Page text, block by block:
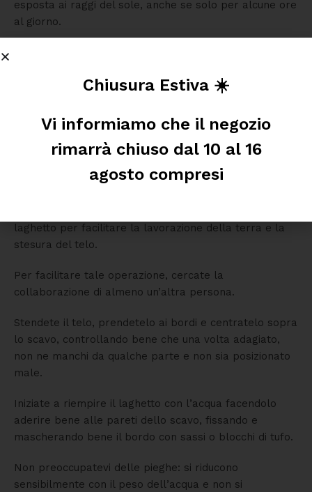
esposta ai raggi del sole, anche se solo per alcune ore
al giorno.
del laghetto e le radici potrebbero essere danneggiate
irrimediabilmente durante lo scavo.
laghetto per facilitare la lavorazione della terra e la
stesura del telo.
Per facilitare tale operazione, cercate la
collaborazione di almeno un’altra persona.
Stendete il telo, prendetelo ai bordi e centratelo sopra
lo scavo, controllando bene che una volta adagiato,
non ne manchi da qualche parte e non sia posizionato
male.
Iniziate a riempire il laghetto con l’acqua facendolo
aderire bene alle pareti dello scavo, fissando e
mascherando bene il bordo con sassi o blocchi di tufo.
Non preoccupatevi delle pieghe: si riducono
sensibilmente con il peso dell’acqua e non si
Chiusura Estiva ☀️
Vi informiamo che il negozio
rimarrà chiuso dal 10 al 16
agosto compresi